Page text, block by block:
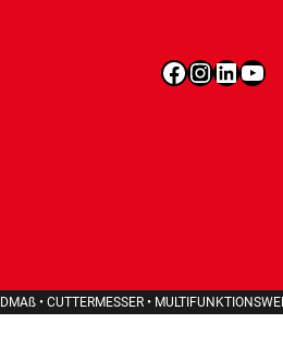
Facebook
Instagram
LinkedIn
• CUTTERMESSER •